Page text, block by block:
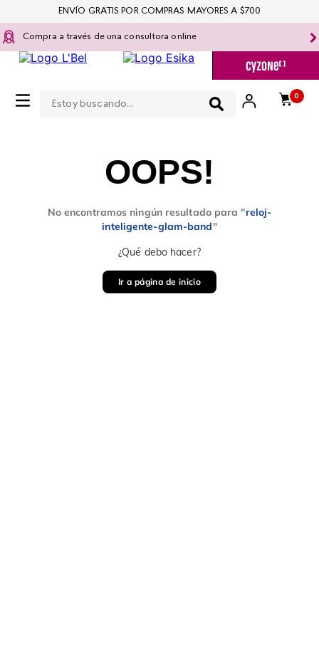
Compra a través de una consultora online
0
ENVÍO GRATIS POR COMPRAS MAYORES A $700
OOPS!
No encontramos ningún resultado para "reloj-
inteligente-glam-band​"
¿Qué debo hacer?
Ir a página de inicio